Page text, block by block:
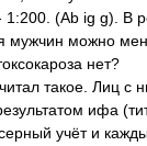
(Ab ig g). В
мужчин можно
нет?
такое. Лиц с
ифа
учёт и